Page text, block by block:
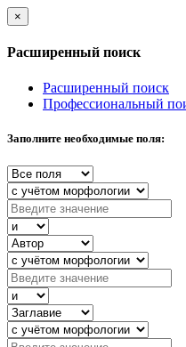
×
Расширенный поиск
Расширенный поиск
Профессиональный
Заполните необходимые поля: